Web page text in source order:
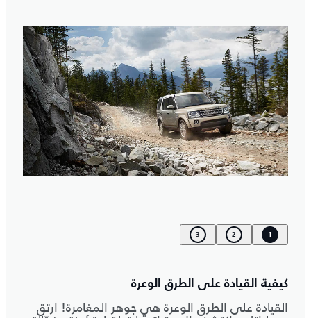
1
2
3
كيفية القيادة على الطرق الوعرة
القيادة على الطرق الوعرة هي جوهر المغامرة! ارتقِ